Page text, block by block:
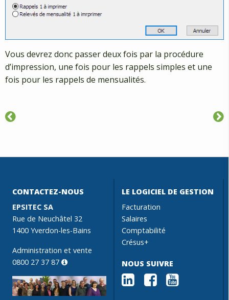
Vous devrez donc passer deux fois par la procédure
d’impression, une fois pour les rappels simples et une
fois pour les rappels de mensualités.
CONTACTEZ-NOUS
EPSITEC SA
Rue de Neuchâtel 32
1400 Yverdon-les-Bains
Administration et vente
0800 27 37 87
LE LOGICIEL DE GESTION
Facturation
Salaires
Comptabilité
Crésus+
NOUS SUIVRE